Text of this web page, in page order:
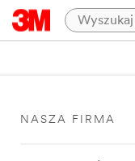
NASZA FIRMA